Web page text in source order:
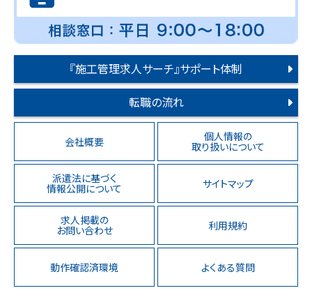
『施工管理求人サーチ』サポート体制
転職の流れ
会社概要 個人情報の
取り扱いについて
派遣法に基づく
情報公開について サイトマップ
求人掲載の
お問い合わせ 利用規約
動作確認済環境 よくある質問